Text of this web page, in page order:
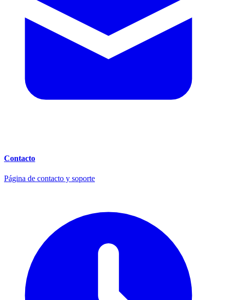
Contacto
Página de contacto y soporte